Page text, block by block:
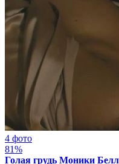
4 фото
81%
Голая грудь Моники